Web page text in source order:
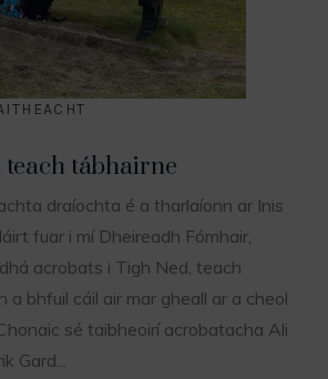
tábhairne
draíochta é a tharlaíonn ar Inis
fuar i mí Dheireadh Fómhair,
acrobats i Tigh Ned, teach
a bhfuil cáil air mar gheall ar a cheol
sé taibheoirí acrobatacha Ali
Gard...